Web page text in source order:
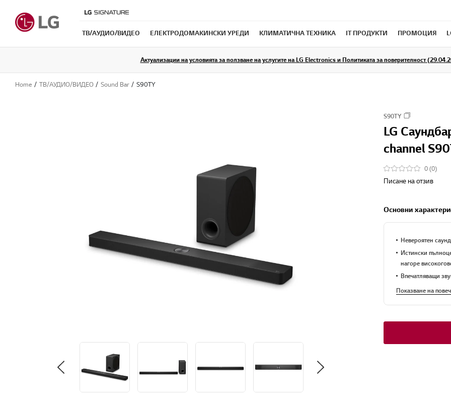
ТB/АУДИО/ВИДЕО ЕЛЕКТРОДОМАКИНСКИ УРЕДИ КЛИМАТИЧНА ТЕХНИКА IT ПРОДУКТИ ПРОМОЦИЯ
Актуализации на условията за ползване на услугите на LG Electronics и Политиката за поверителност
Home ТB/АУДИО/ВИДЕО Sound Bar S90TY
S90TY
LG
channel
0 (0)
Писане на отзив
Основни
Невероятен
Истински
нагоре
Впечатляващи
Показване на